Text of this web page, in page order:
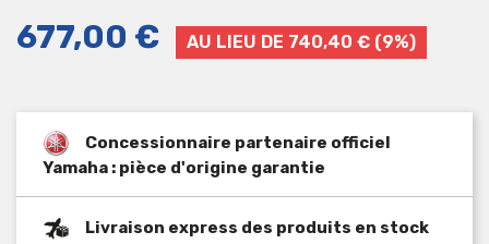
677,00 € AU LIEU DE 740,40 € (9%)
Concessionnaire partenaire officiel
Yamaha : pièce d'origine garantie
Livraison express des produits en stock